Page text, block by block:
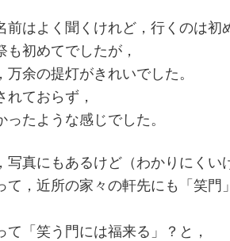
前はよく聞くけれど，行くのは初
も初めてでしたが，
余の提灯がきれいでした。
ておらず，
たような感じでした。
写真にもあるけど（わかりにくい
て，近所の家々の軒先にも「笑
て「笑う門には福来る」？と，